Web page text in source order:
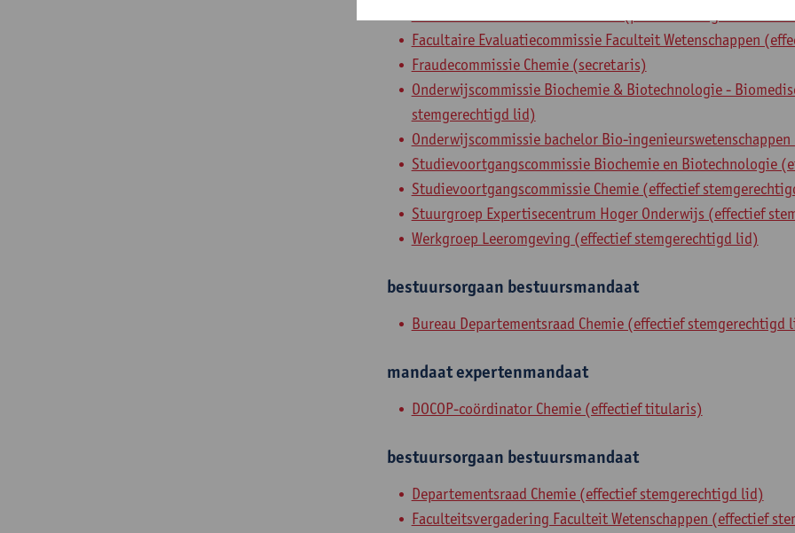
Facultaire Evaluatiecommissie Faculteit Wetenschappen
Fraudecommissie Chemie (secretaris)
Onderwijscommissie Biochemie & Biotechnologie -
stemgerechtigd lid)
Onderwijscommissie bachelor Bio-
Studievoortgangscommissie Biochemie en Biotechnologie
Studievoortgangscommissie Chemie (effectief
Stuurgroep Expertisecentrum Hoger Onderwijs (effectief
Werkgroep Leeromgeving (effectief stemgerechtigd lid)
bestuursorgaan bestuursmandaat
Bureau Departementsraad Chemie (effectief stemgerechtigd
mandaatexpertenmandaat
DOCOP-coördinator Chemie (effectief titularis)
bestuursorgaan bestuursmandaat
Departementsraad Chemie (effectief stemgerechtigd lid)
Faculteitsvergadering Faculteit Wetenschappen (effectief